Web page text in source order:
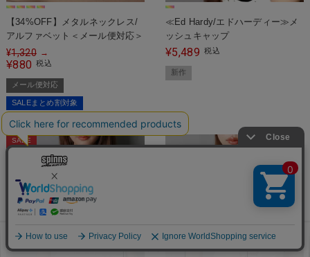
【34%OFF】メタルネックレス/
アルファベット＜メール便対応＞
¥1,320 →
¥880 税込
メール便対応
SALEまとめ割対象
≪Ed Hardy/エドハーディー≫メ
ッシュキャップ
¥5,489 税込
新作
SALE
メニュー お気に入り ログイン 見た商品 カート